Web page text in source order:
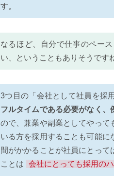
す。
なるほど、自分で仕事のペー
い、ということもありそうです
3つ目の「会社として社員を採
フルタイムである必要がなく
ので、兼業や副業としてやって
いる方を採用することも可能
間がかかることが社員にとっ
ことは
会社にとっても採用の